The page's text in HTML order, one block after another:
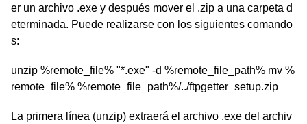
er un archivo .exe y después mover el .zip a una carpeta d
eterminada. Puede realizarse con los siguientes comando
s:
unzip %remote_file% "*.exe" -d %remote_file_path% mv %
remote_file% %remote_file_path%/../ftpgetter_setup.zip
La primera línea (unzip) extraerá el archivo .exe del archiv